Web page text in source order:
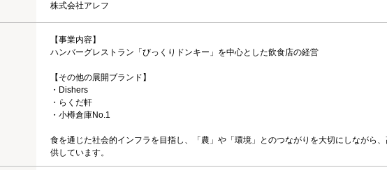
株式会社アレフ
【事業内容】
ハンバーグレストラン「びっくりドンキー」を中心とした飲食店の経営
【その他の展開ブランド】
・Dishers
・らくだ軒
・小樽倉庫No.1
食を通じた社会的インフラを目指し、「農」や「環境」とのつながりを大切にしながら
供しています。